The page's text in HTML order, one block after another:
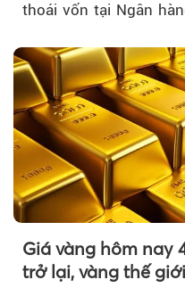
thoái vốn tại Ngân
Giá vàng hôm nay
trở lại, vàng thế